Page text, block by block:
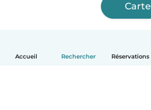
Accueil Rechercher Réservations
Carte